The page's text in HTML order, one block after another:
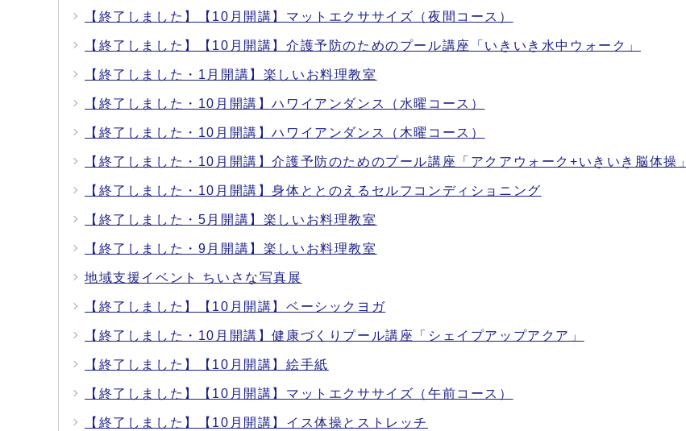
【終了しました】【10月開講】マットエクササイズ（夜間コース）
【終了しました】【10月開講】介護予防のためのプール講座「いきいき水中ウォーク」
【終了しました・1月開講】楽しいお料理教室
【終了しました・10月開講】ハワイアンダンス（水曜コース）
【終了しました・10月開講】ハワイアンダンス（木曜コース）
【終了しました・10月開講】介護予防のためのプール講座「アクアウォーク+いきいき脳体操」
【終了しました・10月開講】身体ととのえるセルフコンディショニング
【終了しました・5月開講】楽しいお料理教室
【終了しました・9月開講】楽しいお料理教室
地域支援イベント ちいさな写真展
【終了しました】【10月開講】ベーシックヨガ
【終了しました・10月開講】健康づくりプール講座「シェイプアップアクア」
【終了しました】【10月開講】絵手紙
【終了しました】【10月開講】マットエクササイズ（午前コース）
【終了しました】【10月開講】イス体操とストレッチ